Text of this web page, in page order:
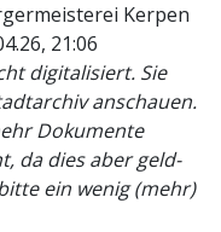
Kerpen
21:06
digitalisiert. Sie
anschauen.
Dokumente
da dies aber geld-
ein wenig (mehr)